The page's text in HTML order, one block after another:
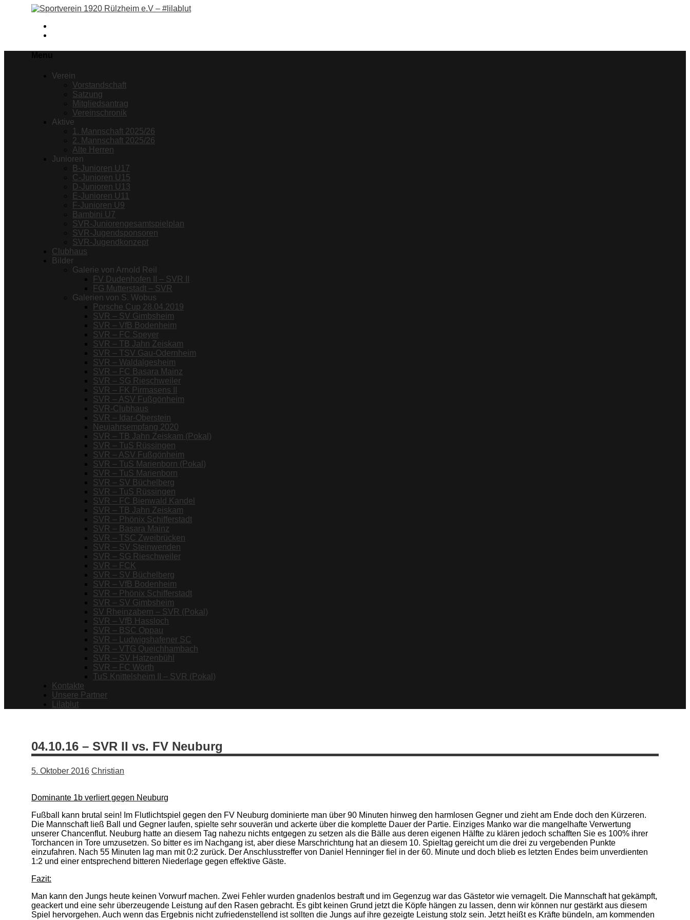
Verein
Vorstandschaft
Satzung
Mitgliedsantrag
Vereinschronik
Aktive
1. Mannschaft 2025/26
2. Mannschaft 2025/26
Alte Herren
Junioren
B-Junioren U17
C-Junioren U15
D-Junioren U13
E-Junioren U11
F-Junioren U9
Bambini U7
SVR-Juniorengesamtspielplan
SVR-Jugendsponsoren
SVR-Jugendkonzept
Clubhaus
Bilder
Galerie von Arnold Reil
FV Dudenhofen II – SVR II
FG Mutterstadt – SVR
Galerien von S. Wobus
Porsche Cup 28.04.2019
SVR – SV Gimbsheim
SVR – VfB Bodenheim
SVR – FC Speyer
SVR – TB Jahn Zeiskam
SVR – TSV Gau-Odernheim
SVR – Waldalgesheim
SVR – FC Basara Mainz
SVR – SG Rieschweiler
SVR – FK Pirmasens II
SVR – ASV Fußgönheim
SVR-Clubhaus
SVR – Idar-Oberstein
Neujahrsempfang 2020
SVR – TB Jahn Zeiskam (Pokal)
SVR – TuS Rüssingen
SVR – ASV Fußgönheim
SVR – TuS Marienborn (Pokal)
SVR – TuS Marienborn
SVR – SV Büchelberg
SVR – TuS Rüssingen
SVR – FC Bienwald Kandel
SVR – TB Jahn Zeiskam
SVR – Phönix Schifferstadt
SVR – Basara Mainz
SVR – TSC Zweibrücken
SVR – SV Steinwenden
SVR – SG Rieschweiler
SVR – FCK
SVR – SV Büchelberg
SVR – VfB Bodenheim
SVR – Phönix Schifferstadt
SVR – SV Gimbsheim
SV Rheinzabern – SVR (Pokal)
SVR – VfB Hassloch
SVR – BSC Oppau
SVR – Ludwigshafener SC
SVR – VTG Queichhambach
SVR – SV Hatzenbühl
SVR – FC Wörth
TuS Knittelsheim II – SVR (Pokal)
Kontakte
Unsere Partner
Lilablut
04.10.16 – SVR II vs. FV Neuburg
5. Oktober 2016 Christian
Dominante 1b verliert gegen Neuburg
Fußball kann brutal sein! Im Flutlichtspiel gegen den FV Neuburg dominierte man über 90 Minuten hinweg den harmlosen Gegner und zieht am Ende doch den Kürzeren.
Die Mannschaft ließ Ball und Gegner laufen, spielte sehr souverän und ackerte über die komplette Dauer der Partie. Einziges Manko war die mangelhafte Verwertung
unserer Chancenflut. Neuburg hatte an diesem Tag nahezu nichts entgegen zu setzen als die Bälle aus deren eigenen Hälfte zu klären jedoch schafften Sie es 100% ihrer
Torchancen in Tore umzusetzen. So bitter es im Nachgang ist, aber diese Marschrichtung hat an diesem 10. Spieltag gereicht um die drei zu vergebenden Punkte
einzufahren. Nach 55 Minuten lag man mit 0:2 zurück. Der Anschlusstreffer von Daniel Henninger fiel in der 60. Minute und doch blieb es letzten Endes beim unverdienten
1:2 und einer entsprechend bitteren Niederlage gegen effektive Gäste.
Fazit:
Man kann den Jungs heute keinen Vorwurf machen. Zwei Fehler wurden gnadenlos bestraft und im Gegenzug war das Gästetor wie vernagelt. Die Mannschaft hat gekämpft,
geackert und eine sehr überzeugende Leistung auf den Rasen gebracht. Es gibt keinen Grund jetzt die Köpfe hängen zu lassen, denn wir können nur gestärkt aus diesem
Spiel hervorgehen. Auch wenn das Ergebnis nicht zufriedenstellend ist sollten die Jungs auf ihre gezeigte Leistung stolz sein. Jetzt heißt es Kräfte bündeln, am kommenden